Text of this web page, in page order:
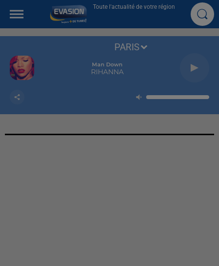
Toute l'actualité de votre région
Man Down
RIHANNA
PARIS